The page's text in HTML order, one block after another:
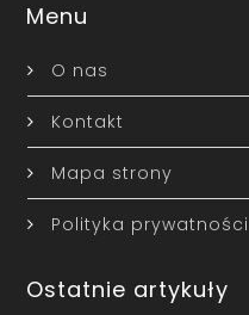
Menu
O nas
Kontakt
Mapa strony
Polityka prywatności
Ostatnie artykuły